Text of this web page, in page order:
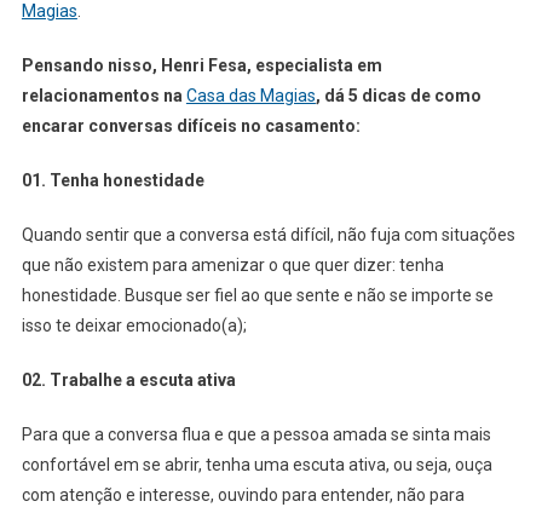
Magias.
Pensando nisso, Henri Fesa, especialista em
relacionamentos naCasa das Magias, dá 5 dicas de como
encarar conversas difíceis no casamento:
01. Tenha honestidade
Quando sentir que a conversa está difícil, não fuja com situações
que não existem para amenizar o que quer dizer: tenha
honestidade. Busque ser fiel ao que sente e não se importe se
isso te deixar emocionado(a);
02. Trabalhe a escuta ativa
Para que a conversa flua e que a pessoa amada se sinta mais
confortável em se abrir, tenha uma escuta ativa, ou seja, ouça
com atenção e interesse, ouvindo para entender, não para